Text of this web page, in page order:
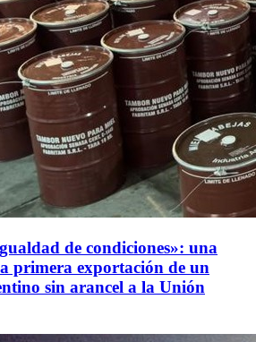
de condiciones»: una
primera exportación de un
sin arancel a la Unión